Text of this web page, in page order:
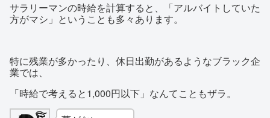
サラリーマンの時給を計算すると、「アルバイトしていた
方がマシ」ということも多々あります。
特に残業が多かったり、休日出勤があるようなブラック企
業では、
「時給で考えると1,000円以下」なんてこともザラ。